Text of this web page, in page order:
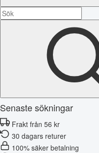
Senaste sökningar
Frakt från 56 kr
30 dagars returer
100% säker betalning